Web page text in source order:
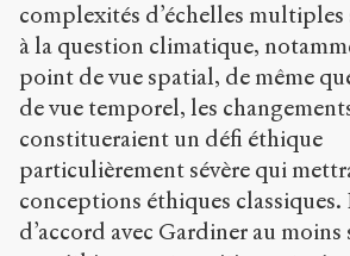
complexités d’échelles multiples
à la question climatique,
point de vue spatial, de même
de vue temporel, les
constitueraient un défi éthique
particulièrement sévère qui
conceptions éthiques classiques.
d’accord avec Gardiner au